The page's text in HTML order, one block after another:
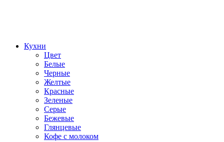
Кухни
Цвет
Белые
Черные
Желтые
Красные
Зеленые
Серые
Бежевые
Глянцевые
Кофе с молоком